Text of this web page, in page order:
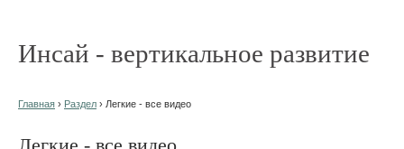
Инсай - вертикальное развитие
Главная › Раздел › Легкие - все видео